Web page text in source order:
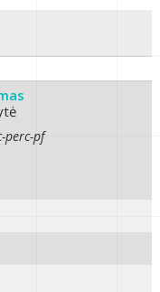
perc-pf